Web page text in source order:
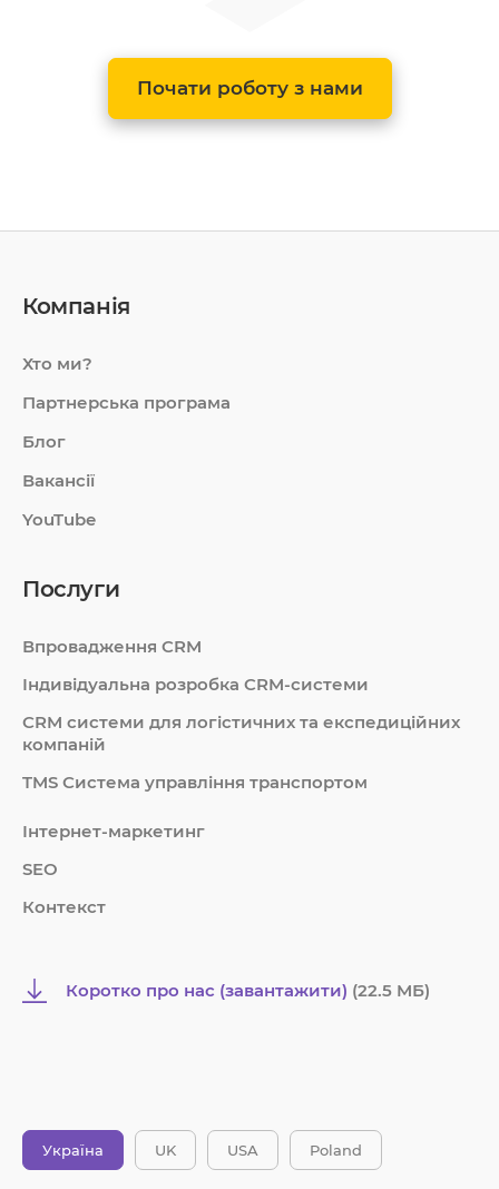
Почати роботу з нами
Компанія
Хто ми?
Партнерська програма
Блог
Вакансії
YouTube
Послуги
Впровадження CRM
Індивідуальна розробка CRM-системи
СRM системи для логістичних та експедиційних
компаній
TMS Система управління транспортом
Інтернет-маркетинг
SEO
Контекст
Коротко про нас (завантажити) (22.5 MБ)
Україна UK USA Poland